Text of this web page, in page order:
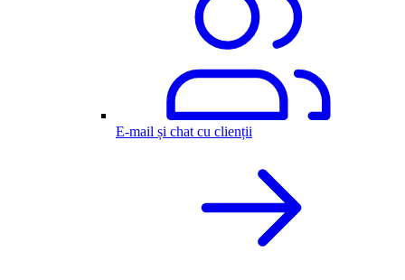
E-mail și chat cu clienții